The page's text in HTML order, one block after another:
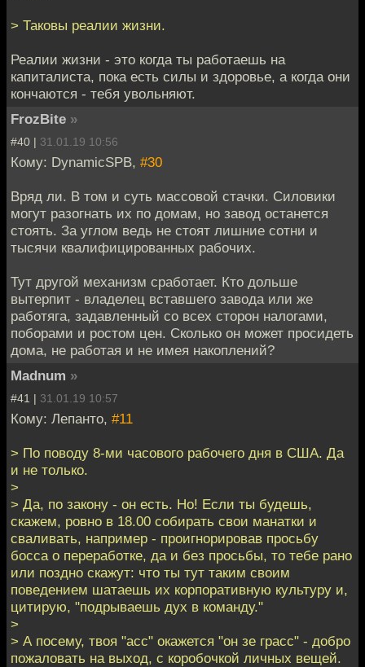
> Таковы реалии жизни.
Реалии жизни - это когда ты работаешь на
капиталиста, пока есть силы и здоровье, а когда они
кончаются - тебя увольняют.
FrozBite »
#40 | 31.01.19 10:56
Кому: DynamicSPB, #30
Вряд ли. В том и суть массовой стачки. Силовики
могут разогнать их по домам, но завод останется
стоять. За углом ведь не стоят лишние сотни и
тысячи квалифицированных рабочих.
Тут другой механизм сработает. Кто дольше
вытерпит - владелец вставшего завода или же
работяга, задавленный со всех сторон налогами,
поборами и ростом цен. Сколько он может просидеть
дома, не работая и не имея накоплений?
Madnum »
#41 | 31.01.19 10:57
Кому: Лепанто, #11
> По поводу 8-ми часового рабочего дня в США. Да
и не только.
>
> Да, по закону - он есть. Но! Если ты будешь,
скажем, ровно в 18.00 собирать свои манатки и
сваливать, например - проигнорировав просьбу
босса о переработке, да и без просьбы, то тебе рано
или поздно скажут: что ты тут таким своим
поведением шатаешь их корпоративную культуру и,
цитирую, "подрываешь дух в команду."
>
> А посему, твоя "асс" окажется "он зе грасс" - добро
пожаловать на выход, с коробочкой личных вещей.